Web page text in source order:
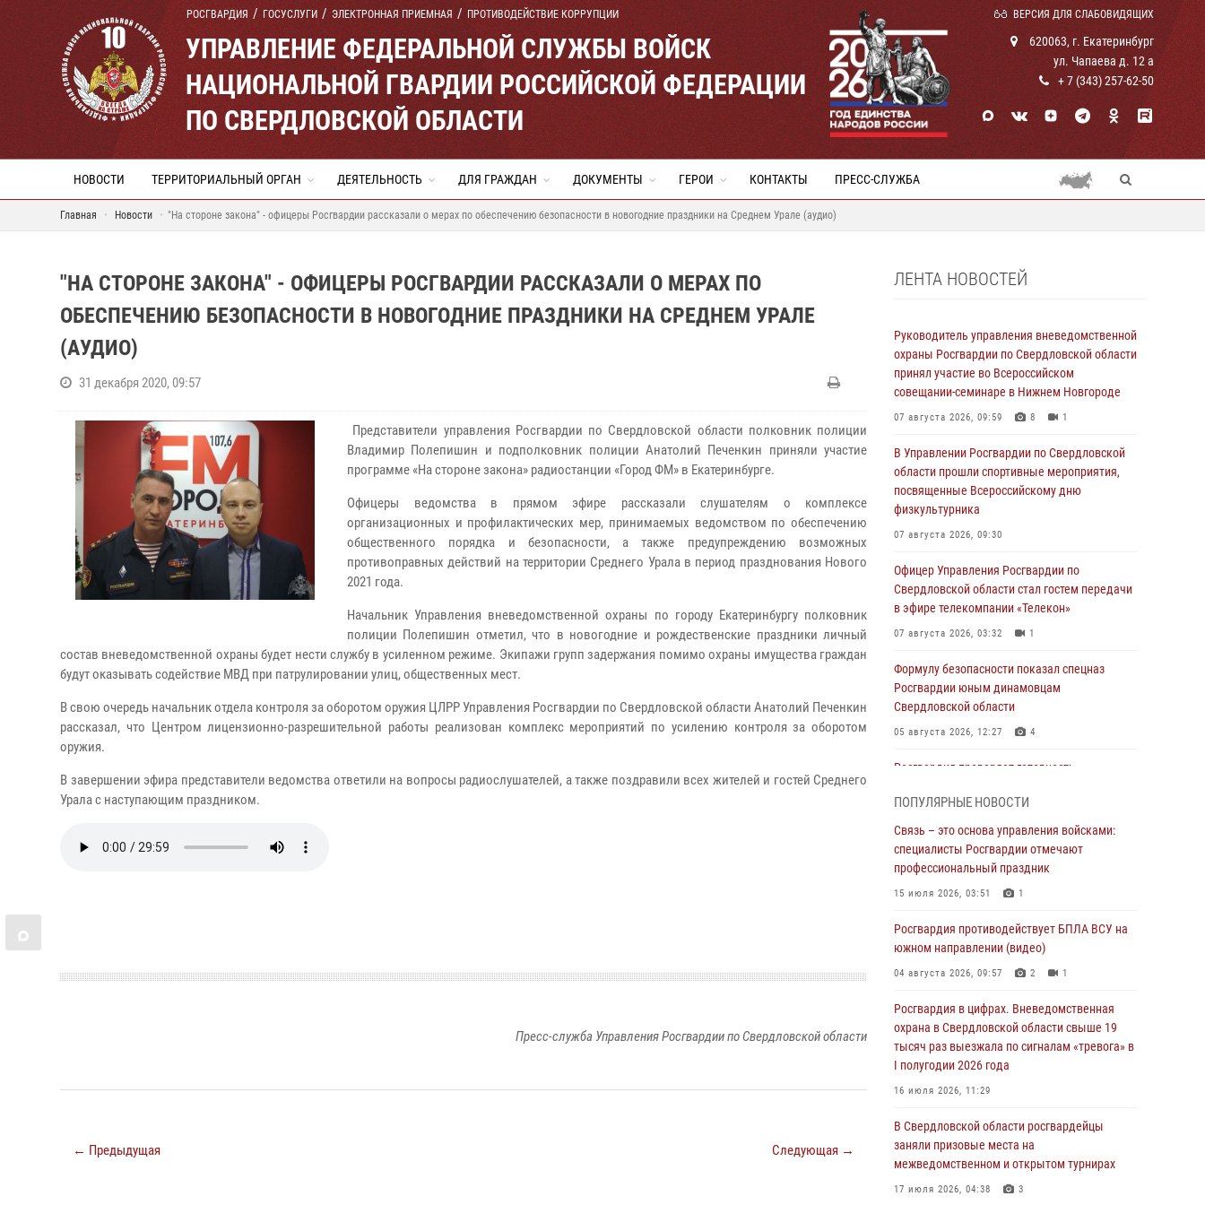
РОСГВАРДИЯ ГОСУСЛУГИ ЭЛЕКТРОННАЯ ПРИЕМНАЯ ПРОТИВОДЕЙСТВИЕ КОРРУПЦИИ ВЕРСИЯ ДЛЯ СЛАБОВИДЯЩИХ
УПРАВЛЕНИЕ ФЕДЕРАЛЬНОЙ СЛУЖБЫ ВОЙСК
НАЦИОНАЛЬНОЙ ГВАРДИИ РОССИЙСКОЙ ФЕДЕРАЦИИ
ПО СВЕРДЛОВСКОЙ ОБЛАСТИ
620063, г. Екатеринбург
ул. Чапаева д. 12 а
+ 7 (343) 257-62-50
НОВОСТИ ТЕРРИТОРИАЛЬНЫЙ ОРГАН ДЕЯТЕЛЬНОСТЬ ДЛЯ ГРАЖДАН ДОКУМЕНТЫ ГЕРОИ КОНТАКТЫ ПРЕСС-СЛУЖБА
Главная Новости "На стороне закона" - офицеры Росгвардии рассказали о мерах по обеспечению безопасности в новогодние праздники на Среднем Урале (аудио)
"НА СТОРОНЕ ЗАКОНА" - ОФИЦЕРЫ РОСГВАРДИИ РАССКАЗАЛИ О МЕРАХ ПО
ОБЕСПЕЧЕНИЮ БЕЗОПАСНОСТИ В НОВОГОДНИЕ ПРАЗДНИКИ НА СРЕДНЕМ УРАЛЕ
(АУДИО)
31 декабря 2020, 09:57
Представители управления Росгвардии по Свердловской области полковник полиции
Владимир Полепишин и подполковник полиции Анатолий Печенкин приняли участие
программе «На стороне закона» радиостанции «Город ФМ» в Екатеринбурге.
Офицеры ведомства в прямом эфире рассказали слушателям о комплексе
организационных и профилактических мер, принимаемых ведомством по обеспечению
общественного порядка и безопасности, а также предупреждению возможных
противоправных действий на территории Среднего Урала в период празднования Нового
2021 года.
Начальник Управления вневедомственной охраны по городу Екатеринбургу полковник
полиции Полепишин отметил, что в новогодние и рождественские праздники личный
состав вневедомственной охраны будет нести службу в усиленном режиме. Экипажи групп задержания помимо охраны имущества граждан
будут оказывать содействие МВД при патрулировании улиц, общественных мест.
В свою очередь начальник отдела контроля за оборотом оружия ЦЛРР Управления Росгвардии по Свердловской области Анатолий Печенкин
рассказал, что Центром лицензионно-разрешительной работы реализован комплекс мероприятий по усилению контроля за оборотом
оружия.
В завершении эфира представители ведомства ответили на вопросы радиослушателей, а также поздравили всех жителей и гостей Среднего
Урала с наступающим праздником.
Пресс-служба Управления Росгвардии по Свердловской области
← Предыдущая Следующая →
ЛЕНТА НОВОСТЕЙ
Руководитель управления вневедомственной
охраны Росгвардии по Свердловской области
принял участие во Всероссийском
совещании-семинаре в Нижнем Новгороде
07 августа 2026, 09:59 8 1
В Управлении Росгвардии по Свердловской
области прошли спортивные мероприятия,
посвященные Всероссийскому дню
физкультурника
07 августа 2026, 09:30
Офицер Управления Росгвардии по
Свердловской области стал гостем передачи
в эфире телекомпании «Телекон»
07 августа 2026, 03:32 1
Формулу безопасности показал спецназ
Росгвардии юным динамовцам
Свердловской области
05 августа 2026, 12:27 4
Росгвардия проверяет готовность
учебному году
05 августа 2026, 05:44 10
Росгвардия противодействует БПЛА ВСУ на
южном направлении (видео)
Росгвардия приняла участие в обеспечении
безопасности Дня города в Екатеринбурге
Росгвардия приняла участие в
межведомственном антитеррористическом
учении в Свердловской области
31 июля 2026, 12:27
Росгвардия обеспечивает безопасность
граждан на южном направлении
31 июля 2026, 06:56 1
ПОПУЛЯРНЫЕ НОВОСТИ
Связь – это основа управления войсками:
специалисты Росгвардии отмечают
профессиональный праздник
15 июля 2026, 03:51 1
Росгвардия противодействует БПЛА ВСУ на
южном направлении (видео)
04 августа 2026, 09:57 2 1
Росгвардия в цифрах. Вневедомственная
охрана в Свердловской области свыше 19
тысяч раз выезжала по сигналам «тревога» в
I полугодии 2026 года
16 июля 2026, 11:29
В Свердловской области росгвардейцы
заняли призовые места на
межведомственном и открытом турнирах
17 июля 2026, 04:38 3